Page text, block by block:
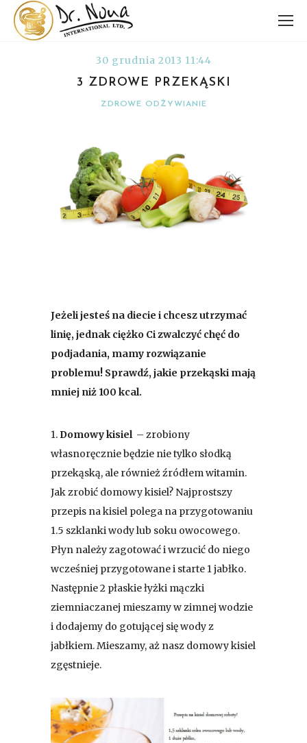
30 grudnia 2013 11:44
3 ZDROWE PRZEKĄSKI
ZDROWE ODŻYWIANIE
Jeżeli jesteś na diecie i chcesz utrzymać
linię, jednak ciężko Ci zwalczyć chęć do
podjadania, mamy rozwiązanie
problemu! Sprawdź, jakie przekąski mają
mniej niż 100 kcal.
1. Domowy kisiel – zrobiony
własnoręcznie będzie nie tylko słodką
przekąską, ale również źródłem witamin.
Jak zrobić domowy kisiel? Najprostszy
przepis na kisiel polega na przygotowaniu
1.5 szklanki wody lub soku owocowego.
Płyn należy zagotować i wrzucić do niego
wcześniej przygotowane i starte 1 jabłko.
Następnie 2 płaskie łyżki mączki
ziemniaczanej mieszamy w zimnej wodzie
i dodajemy do gotującej się wody z
jabłkiem. Mieszamy, aż nasz domowy kisiel
zgęstnieje.